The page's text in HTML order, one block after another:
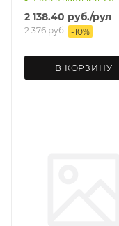
2 138.40 руб./рул
2 376руб. -10%
В КОРЗИНУ